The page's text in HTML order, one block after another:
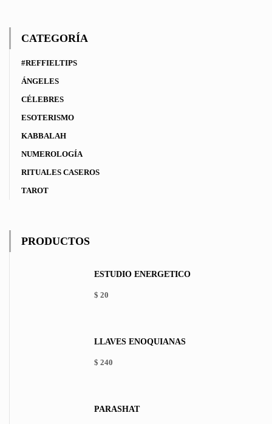
CATEGORÍA
#REFFIELTIPS
ÁNGELES
CÉLEBRES
ESOTERISMO
KABBALAH
NUMEROLOGÍA
RITUALES CASEROS
TAROT
PRODUCTOS
ESTUDIO ENERGÉTICO
$ 20
LLAVES ENOQUIANAS
$ 240
PARASHAT